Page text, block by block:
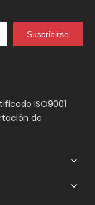
Suscribirse
ISO9001
de